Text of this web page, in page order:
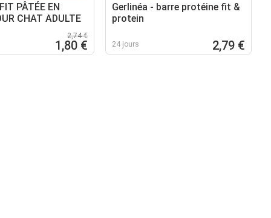
PÂTÉE EN
CHAT ADULTE
2,74 €
1,80 €
Gerlinéa - barre protéine fit &
protein
24 jours 2,79 €